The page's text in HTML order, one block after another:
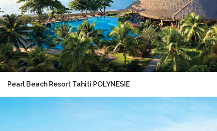
Pearl Beach Resort Tahiti POLYNESIE